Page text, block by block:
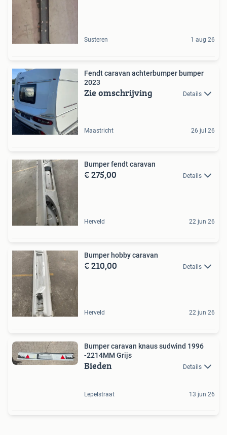
Susteren 1 aug 26
Fendt caravan achterbumper bumper
2023
Zie omschrijving Details
Maastricht 26 jul 26
Bumper fendt caravan
€ 275,00 Details
Herveld 22 jun 26
Bumper hobby caravan
€ 210,00 Details
Herveld 22 jun 26
Bumper caravan knaus sudwind 1996
-2214MM Grijs
Bieden Details
Lepelstraat 13 jun 26